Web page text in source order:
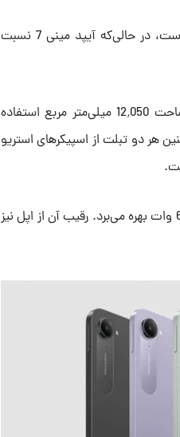
نسبت تصویر در تبلت ردمی 8:5 و روشنایی حداکثری آن 700 نیت است، در حالی‌که آیپد مینی 7 نسبت
در بخش خنک‌سازی، ردمی K Pad از سیستم خنک‌کننده مایع با مساحت 12٬050 میلی‌متر مربع استفاده
هر دو تبلت از اسپیکرهای استریو
ردمی K Pad از باتری 7500 میلی‌آمپرساعتی با پشتیبانی از شارژ سریع 67 وات بهره می‌برد. رقیب آن از اپل نیز